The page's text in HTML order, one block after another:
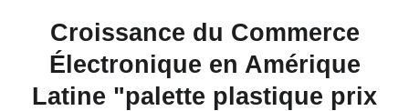
Croissance du Commerce
Électronique en Amérique
Latine "palette plastique prix